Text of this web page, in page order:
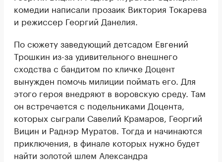
комедии написали прозаик Виктория Токарева
и режиссер Георгий Данелия.
По сюжету заведующий детсадом Евгений
Трошкин из-за удивительного внешнего
сходства с бандитом по кличке Доцент
вынужден помочь милиции поймать его. Для
этого героя внедряют в воровскую среду. Там
он встречается с подельниками Доцента,
которых сыграли Савелий Крамаров, Георгий
Вицин и Раднэр Муратов. Тогда и начинаются
приключения, в финале которых нужно будет
найти золотой шлем Александра